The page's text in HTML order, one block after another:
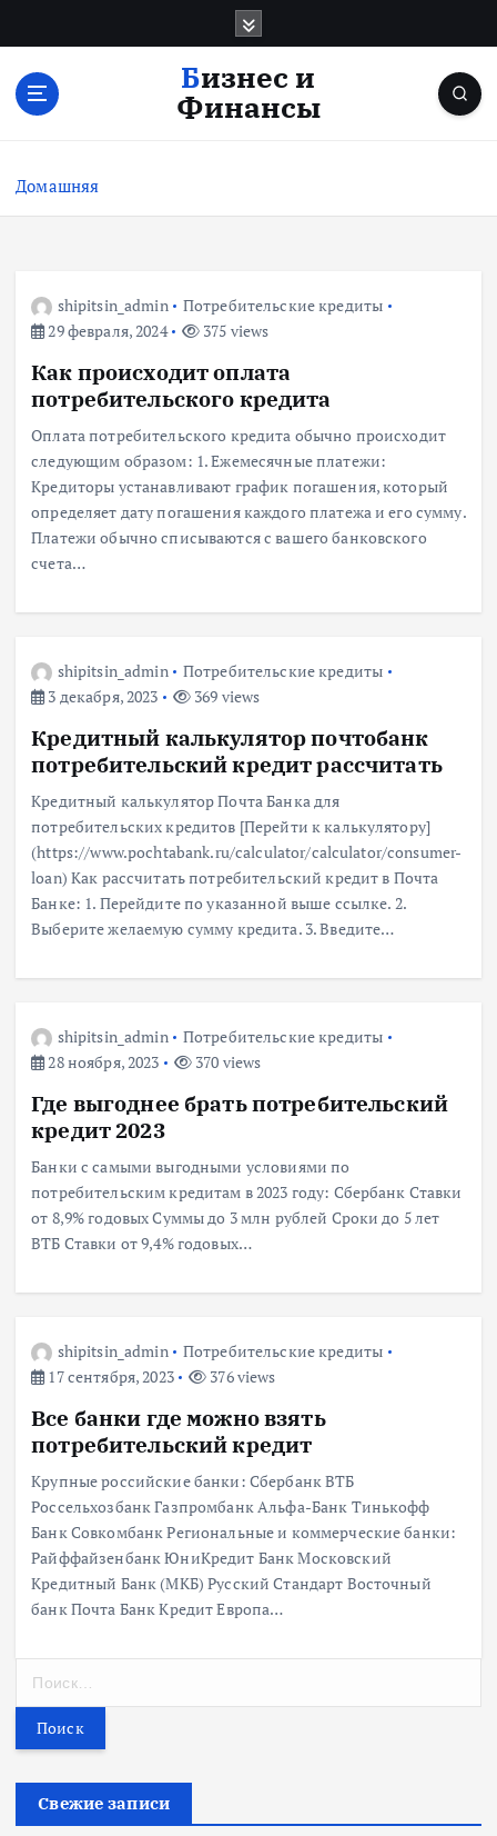
с
Бизнес и
Финансы
Домашняя
shipitsin_admin
Потребительские кредиты
29 февраля, 2024
375 views
Как происходит оплата
потребительского кредита
Оплата потребительского кредита обычно происходит
следующим образом: 1. Ежемесячные платежи:
Кредиторы устанавливают график погашения, который
определяет дату погашения каждого платежа и его сумму.
Платежи обычно списываются с вашего банковского
счета…
shipitsin_admin
Потребительские кредиты
3 декабря, 2023
369 views
Кредитный калькулятор почтобанк
потребительский кредит рассчитать
Кредитный калькулятор Почта Банка для
потребительских кредитов [Перейти к калькулятору]
(https://www.pochtabank.ru/calculator/calculator/consumer-
loan) Как рассчитать потребительский кредит в Почта
Банке: 1. Перейдите по указанной выше ссылке. 2.
Выберите желаемую сумму кредита. 3. Введите…
shipitsin_admin
Потребительские кредиты
28 ноября, 2023
370 views
Где выгоднее брать потребительский
кредит 2023
Банки с самыми выгодными условиями по
потребительским кредитам в 2023 году: Сбербанк Ставки
от 8,9% годовых Суммы до 3 млн рублей Сроки до 5 лет
ВТБ Ставки от 9,4% годовых…
shipitsin_admin
Потребительские кредиты
17 сентября, 2023
376 views
Все банки где можно взять
потребительский кредит
Крупные российские банки: Сбербанк ВТБ
Россельхозбанк Газпромбанк Альфа-Банк Тинькофф
Банк Совкомбанк Региональные и коммерческие банки:
Райффайзенбанк ЮниКредит Банк Московский
Кредитный Банк (МКБ) Русский Стандарт Восточный
банк Почта Банк Кредит Европа…
т
Свежие записи